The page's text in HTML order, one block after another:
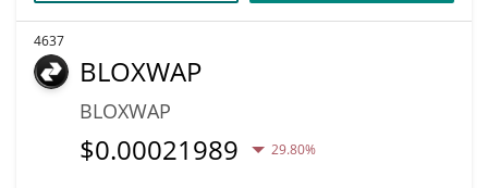
4637
BLOXWAP
BLOXWAP
$0.00021989 29.80%